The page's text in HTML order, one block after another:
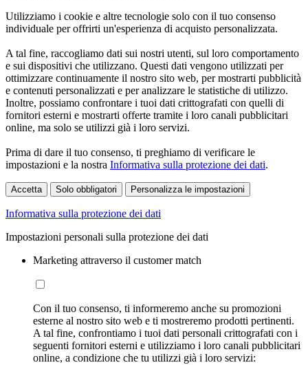
Utilizziamo i cookie e altre tecnologie solo con il tuo consenso
individuale per offrirti un'esperienza di acquisto personalizzata.
A tal fine, raccogliamo dati sui nostri utenti, sul loro comportamento
e sui dispositivi che utilizzano. Questi dati vengono utilizzati per
ottimizzare continuamente il nostro sito web, per mostrarti pubblicità
e contenuti personalizzati e per analizzare le statistiche di utilizzo.
Inoltre, possiamo confrontare i tuoi dati crittografati con quelli di
fornitori esterni e mostrarti offerte tramite i loro canali pubblicitari
online, ma solo se utilizzi già i loro servizi.
Prima di dare il tuo consenso, ti preghiamo di verificare le
impostazioni e la nostra Informativa sulla protezione dei dati.
Accetta Solo obbligatori Personalizza le impostazioni
Informativa sulla protezione dei dati
Impostazioni personali sulla protezione dei dati
Marketing attraverso il customer match
Con il tuo consenso, ti informeremo anche su promozioni
esterne al nostro sito web e ti mostreremo prodotti pertinenti.
A tal fine, confrontiamo i tuoi dati personali crittografati con i
seguenti fornitori esterni e utilizziamo i loro canali pubblicitari
online, a condizione che tu utilizzi già i loro servizi: